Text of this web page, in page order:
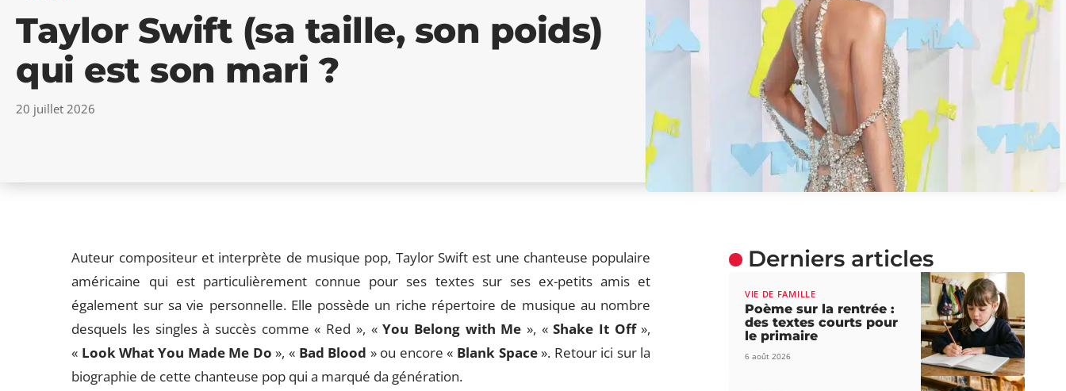
Taylor Swift (sa taille, son poids)
qui est son mari ?
20 juillet 2026
Auteur compositeur et interprète de musique pop, Taylor Swift est une chanteuse populaire
américaine qui est particulièrement connue pour ses textes sur ses ex-petits amis et
également sur sa vie personnelle. Elle possède un riche répertoire de musique au nombre
desquels les singles à succès comme « Red », «You Belong with Me », «Shake It Off»,
« Look What You Made Me Do», « Bad Blood » ou encore « Blank Space». Retour ici sur la
biographie de cette chanteuse pop qui a marqué da génération.
Derniers articles
VIE DE FAMILLE
Poème sur la rentrée :
des textes courts pour
le primaire
6 août 2026